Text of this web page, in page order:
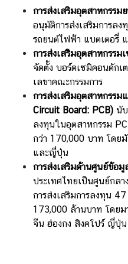
การส่งเสริมอุตสาหกรร
อนุมัติการส่งเสริมการล
รถยนต์ไฟฟ้า แบตเตอรี่
การส่งเสริมอุตสาหกรรม
จัดตั้ง บอร์ดเซมิคอนดักเ
เลขาคณะกรรมการ
การส่งเสริมอุตสาหกรรม
Circuit Board: PCB) นั
ลงทุนในอุตสาหกรรม
กว่า 170,000 บาท โดย
และญี่ปุ่น
การส่งเสริมด้านศูนย์ข้อมู
ประเทศไทยเป็นศูนย์กล
การส่งเสริมการลงทุน
173,000 ล้านบาท โดยม
จีน ฮ่องกง สิงคโปร์ ญี่ปุ่น